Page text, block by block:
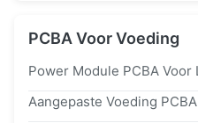
PCBA Voor Voeding